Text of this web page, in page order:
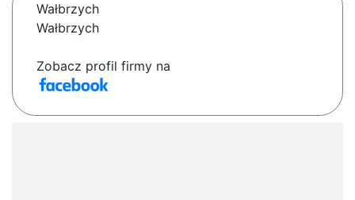
Wałbrzych
Wałbrzych
Zobacz profil firmy na